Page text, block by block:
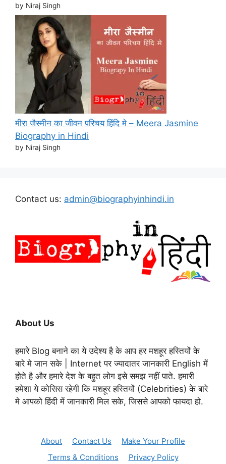
by Niraj Singh
मीरा जैस्मीन का जीवन परिचय हिंदि मे – Meera Jasmine
Biography in Hindi
by Niraj Singh
Contact us: admin@biographyinhindi.in
About Us
हमारे Blog बनाने का ये उदेश्य है के आप हर मशहूर हस्तियों के
बारे मे जान सके | Internet पर ज्यादातर जानकारी English में
होते है और हमारे देश के बहुत लोग इसे समझ नहीं पाते. हमारी
हमेशा ये कोसिस रहेगी कि मशहूर हस्तियों (Celebrities) के बारे
मे आपको हिंदी में जानकारी मिल सके, जिससे आपको फायदा हो.
About Contact Us
Make Your Profile
Terms & Conditions
Privacy Policy